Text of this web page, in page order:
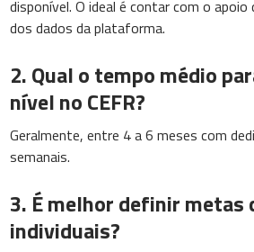
disponível. O ideal é contar com o
dos dados da plataforma.
2. Qual o tempo médio
nível no CEFR?
Geralmente, entre 4 a 6 meses com
semanais.
3. É melhor definir metas
individuais?